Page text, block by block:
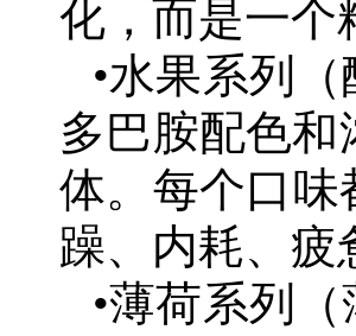
化，而是一个
•水果系列
多巴胺配色
体。每个口
躁、内耗、疲
•薄荷系列